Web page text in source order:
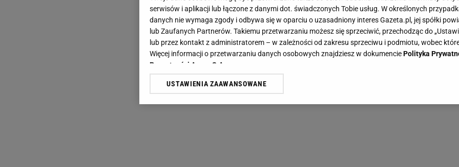
serwisów i aplikacji lub łączone z danymi dot. świadczonych Tobie usług. W określonych
danych nie wymaga zgody i odbywa się w oparciu o uzasadniony interes Gazeta.pl, jej spółki
lub Zaufanych Partnerów. Takiemu przetwarzaniu możesz się sprzeciwić, przechodząc do
lub przez kontakt z administratorem – w zależności od zakresu sprzeciwu i podmiotu, wobec
Więcej informacji o przetwarzaniu danych osobowych znajdziesz w dokumenciePolityka
Prywatności Agora S.A.
Klikając „Akceptuję” wyrażasz też zgodę na zainstalowanie i przechowywanie plików cookie
USTAWIENIA ZAAWANSOWANE